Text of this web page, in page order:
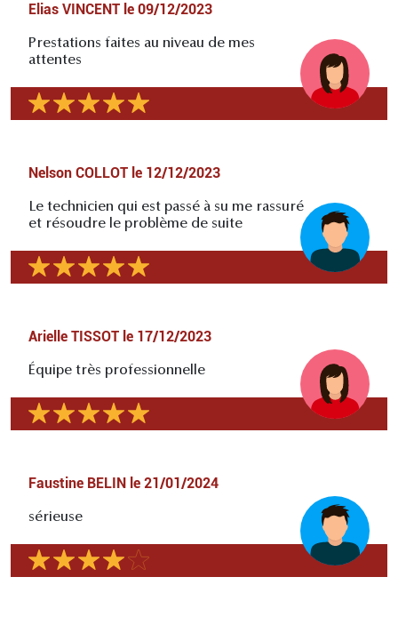
Elias VINCENT le 09/12/2023
Prestations faites au niveau de mes
attentes
Nelson COLLOT le 12/12/2023
Le technicien qui est passé à su me rassuré
et résoudre le problème de suite
Arielle TISSOT le 17/12/2023
Équipe très professionnelle
Faustine BELIN le 21/01/2024
sérieuse